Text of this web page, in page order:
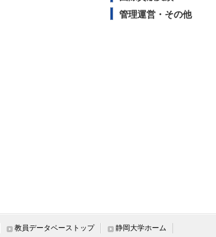
管理運営・その他
教員データベーストップ 静岡大学ホーム